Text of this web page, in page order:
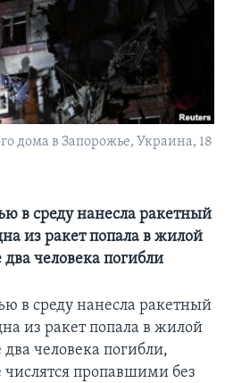
дома в Запорожье, Украина, 18
в среду нанесла ракетный
из ракет попала в жилой
человека погибли
в среду нанесла ракетный
из ракет попала в жилой
человека погибли,
пропавшими без